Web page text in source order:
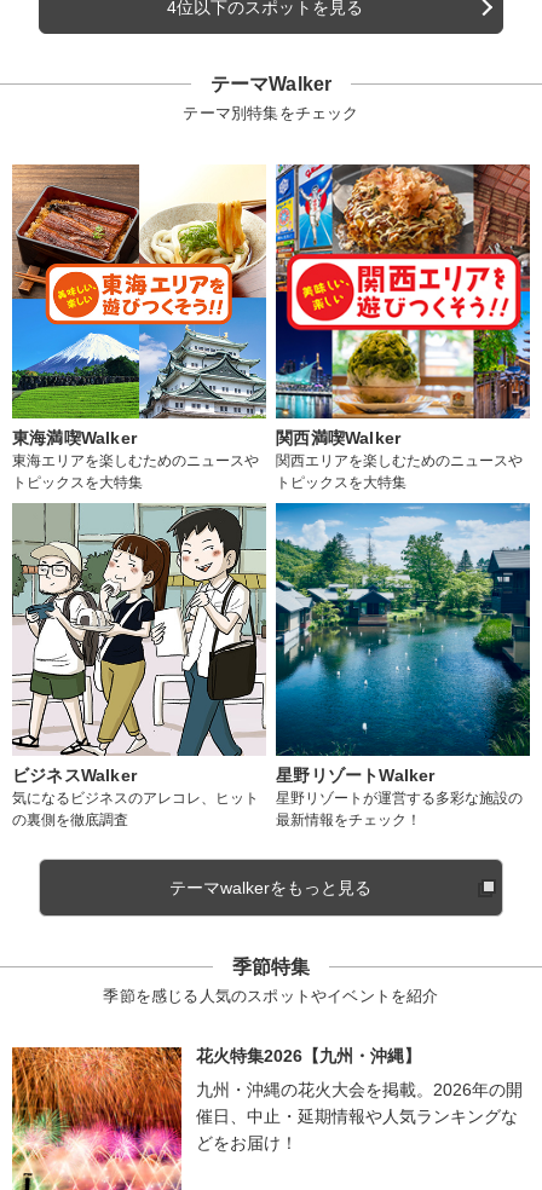
4位以下のスポットを見る
テーマWalker
テーマ別特集をチェック
東海満喫Walker
東海エリアを楽しむためのニュースや
トピックスを大特集
関西満喫Walker
関西エリアを楽しむためのニュースや
トピックスを大特集
ビジネスWalker
気になるビジネスのアレコレ、ヒット
の裏側を徹底調査
星野リゾートWalker
星野リゾートが運営する多彩な施設の
最新情報をチェック！
テーマwalkerをもっと見る
季節特集
季節を感じる人気のスポットやイベントを紹介
花火特集2026【九州・沖縄】
九州・沖縄の花火大会を掲載。2026年の開
催日、中止・延期情報や人気ランキングな
どをお届け！